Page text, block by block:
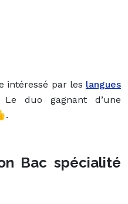
intéressé par les langues
Le duo gagnant d’une
Bac spécialité